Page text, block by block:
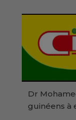
Dr
guinéens à